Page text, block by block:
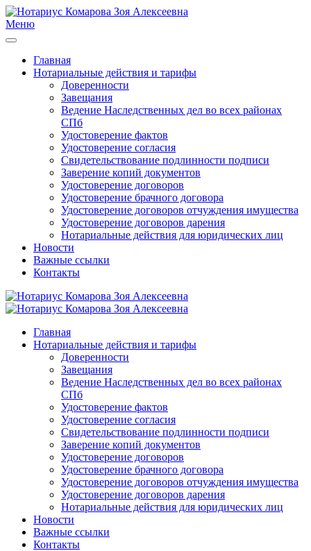
Меню
Главная
Нотариальные действия и тарифы
Доверенности
Завещания
Ведение Наследственных дел во всех районах
СПб
Удостоверение фактов
Удостоверение согласия
Свидетельствование подлинности подписи
Заверение копий документов
Удостоверение договоров
Удостоверение брачного договора
Удостоверение договоров отчуждения имущества
Удостоверение договоров дарения
Нотариальные действия для юридических лиц
Новости
Важные ссылки
Контакты
Главная
Нотариальные действия и тарифы
Доверенности
Завещания
Ведение Наследственных дел во всех районах
СПб
Удостоверение фактов
Удостоверение согласия
Свидетельствование подлинности подписи
Заверение копий документов
Удостоверение договоров
Удостоверение брачного договора
Удостоверение договоров отчуждения имущества
Удостоверение договоров дарения
Нотариальные действия для юридических лиц
Новости
Важные ссылки
Контакты